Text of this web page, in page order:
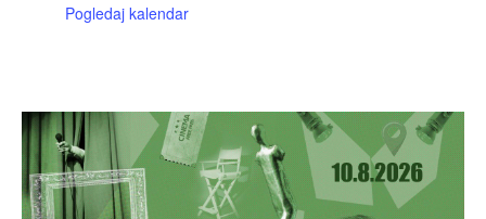
Pogledaj kalendar